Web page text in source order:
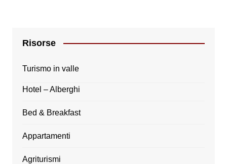
Risorse
Turismo in valle
Hotel – Alberghi
Bed & Breakfast
Appartamenti
Agriturismi